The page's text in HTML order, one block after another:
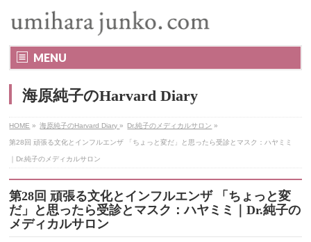
MENU
海原純子のHarvard Diary
HOME » 海原純子のHarvard Diary» Dr.純子のメディカルサロン »
第28回 頑張る文化とインフルエンザ 「ちょっと変だ」と思ったら受診とマスク：ハヤミミ
｜Dr.純子のメディカルサロン
第28回 頑張る文化とインフルエンザ 「ちょっと変
だ」と思ったら受診とマスク：ハヤミミ｜Dr.純子の
メディカルサロン